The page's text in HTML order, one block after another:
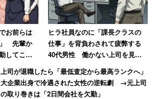
お前らは
」 先輩か
してこな
れた女性
ヒラ社員なのに「課長クラスの
仕事」を背負わされて疲弊する
40代男性 働かない上司を見て
気づいた「残酷な事実」
上司が退職したら「最低査定から最高ランクへ」
大企業出身で冷遇された女性の逆転劇 →元上司
の取り巻きは「2日間会社を欠勤」